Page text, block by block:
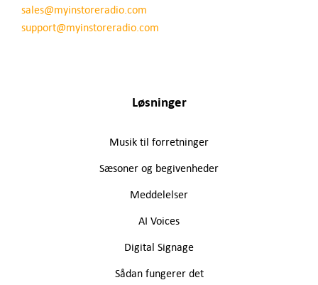
sales@myinstoreradio.com
support@myinstoreradio.com
Løsninger
Musik til forretninger
Sæsoner og begivenheder
Meddelelser
AI Voices
Digital Signage
Sådan fungerer det